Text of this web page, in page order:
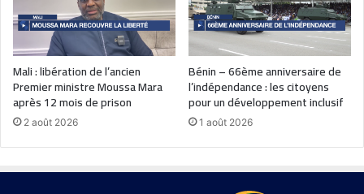
Mali : libération de l’ancien
Premier ministre Moussa Mara
après 12 mois de prison
2 août 2026
Bénin – 66ème anniversaire de
l’indépendance : les citoyens
pour un développement inclusif
1 août 2026